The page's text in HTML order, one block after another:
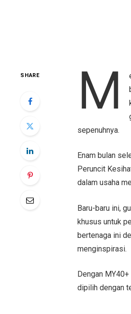
SHARE M
sepenuhnya.
Enam bulan
Peruncit
dalam usaha
Baru-baru ini,
khusus untuk
bertenaga ini
menginspirasi.
Dengan
dipilih dengan